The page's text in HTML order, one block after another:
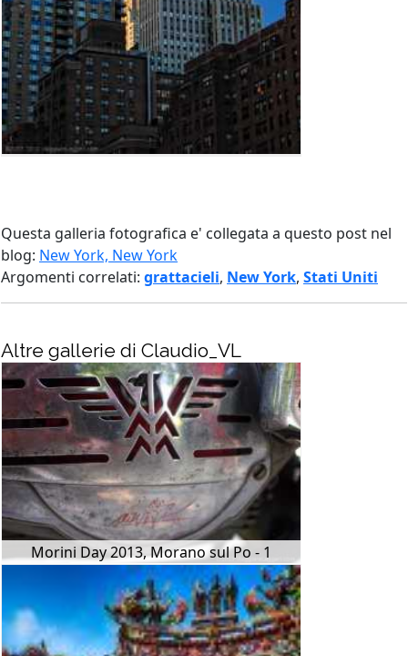
Questa galleria fotografica e' collegata a questo post nel
blog: New York, New York
Argomenti correlati: grattacieli, New York, Stati Uniti
Altre gallerie di Claudio_VL
Morini Day 2013, Morano sul Po - 1